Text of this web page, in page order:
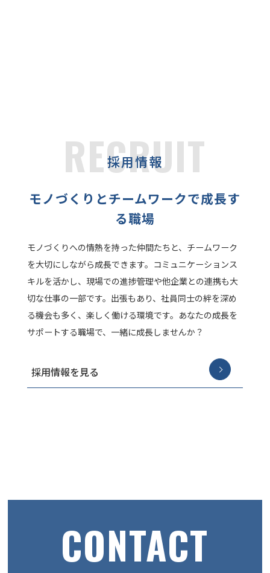
RECRUIT
採用情報
モノづくりとチームワークで成長す
る職場
モノづくりへの情熱を持った仲間たちと、チームワーク
を大切にしながら成長できます。コミュニケーションス
キルを活かし、現場での進捗管理や他企業との連携も大
切な仕事の一部です。出張もあり、社員同士の絆を深め
る機会も多く、楽しく働ける環境です。あなたの成長を
サポートする職場で、一緒に成長しませんか？
採用情報を見る
CONTACT